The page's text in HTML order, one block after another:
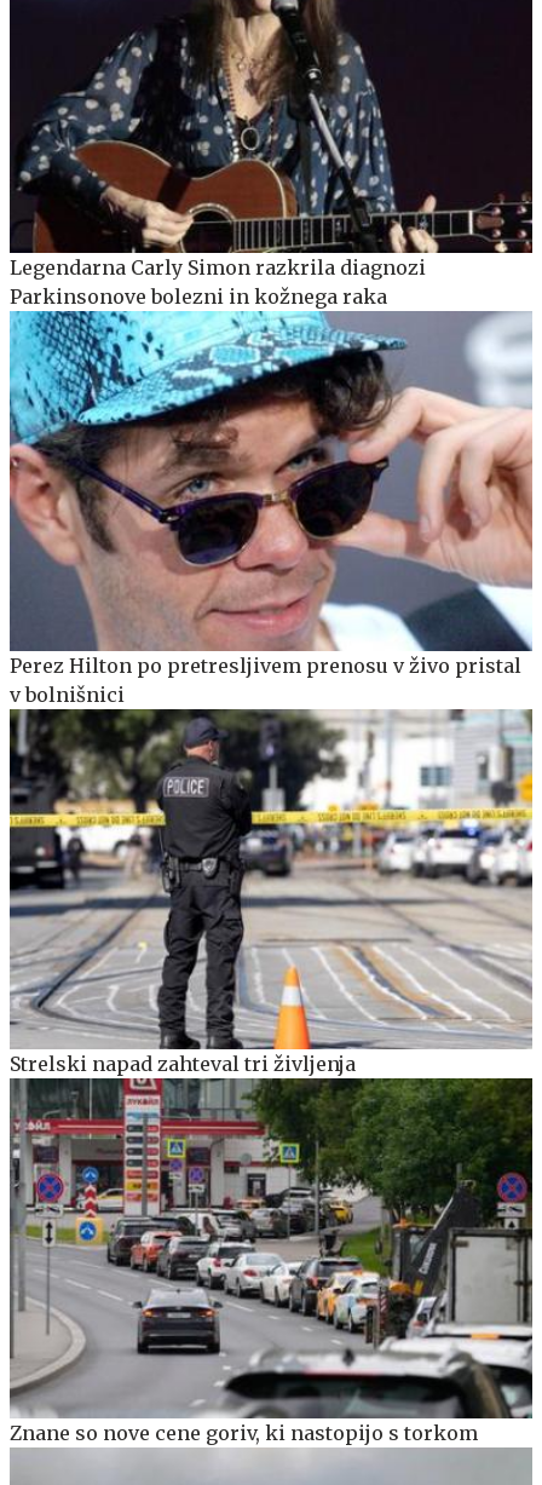
Legendarna Carly Simon razkrila diagnozi
Parkinsonove bolezni in kožnega raka
Perez Hilton po pretresljivem prenosu v živo pristal
v bolnišnici
Strelski napad zahteval tri življenja
Znane so nove cene goriv, ki nastopijo s torkom